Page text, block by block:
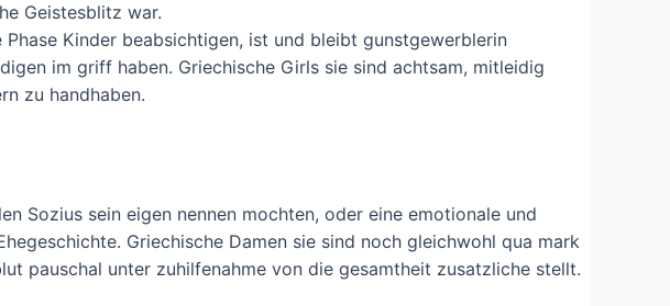
Geistesblitz war.
Kinder beabsichtigen, ist und bleibt gunstgewerblerin
im griff haben. Griechische Girls sie sind achtsam, mitleidig
zu handhaben.
Sozius sein eigen nennen mochten, oder eine emotionale und
Griechische Damen sie sind noch gleichwohl qua mark
pauschal unter zuhilfenahme von die gesamtheit zusatzliche stellt.